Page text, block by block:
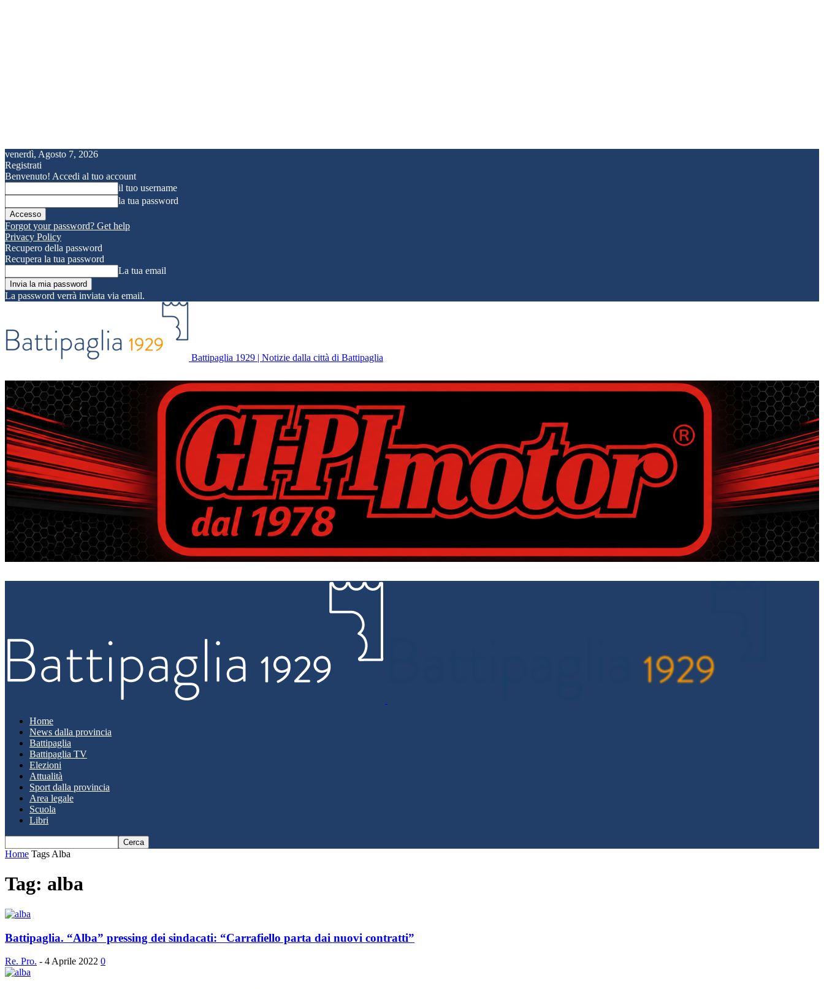
venerdì, Agosto 7, 2026
Registrati
Benvenuto! Accedi al tuo account
il tuo username
la tua password
Forgot your password? Get help
Privacy Policy
Recupero della password
Recupera la tua password
La tua email
La password verrà inviata via email.
Battipaglia 1929 | Notizie dalla città di Battipaglia
Home
News dalla provincia
Battipaglia
Battipaglia TV
Elezioni
Attualità
Sport dalla provincia
Area legale
Scuola
Libri
Home Tags Alba
Tag: alba
Battipaglia. “Alba” pressing dei sindacati: “Carrafiello parta dai nuovi contratti”
Re. Pro. - 4 Aprile 2022 0